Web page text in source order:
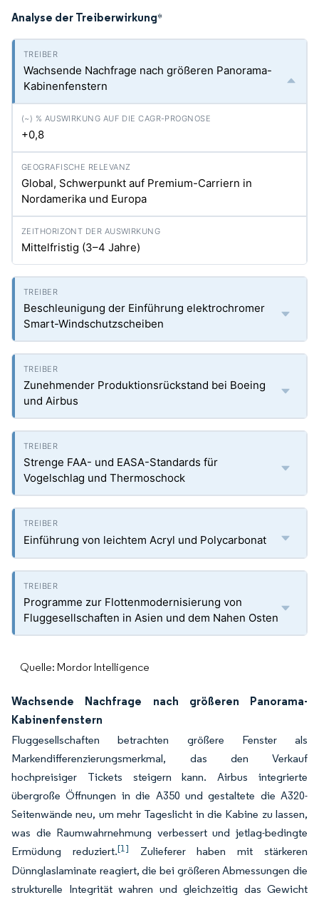
Analyse der Treiberwirkung*
Wachsende Nachfrage nach größeren Panorama-
Kabinenfenstern
+0,8
Global, Schwerpunkt auf Premium-Carriern in
Nordamerika und Europa
Mittelfristig (3–4 Jahre)
Beschleunigung der Einführung elektrochromer
Smart-Windschutzscheiben
Zunehmender Produktionsrückstand bei Boeing
und Airbus
Strenge FAA- und EASA-Standards für
Vogelschlag und Thermoschock
Einführung von leichtem Acryl und Polycarbonat
Programme zur Flottenmodernisierung von
Fluggesellschaften in Asien und dem Nahen Osten
Quelle: Mordor Intelligence
Wachsende Nachfrage nach größeren Panorama-
Kabinenfenstern
Fluggesellschaften betrachten größere Fenster als
Markendifferenzierungsmerkmal, das den Verkauf
hochpreisiger Tickets steigern kann. Airbus integrierte
übergroße Öffnungen in die A350 und gestaltete die A320-
Seitenwände neu, um mehr Tageslicht in die Kabine zu lassen,
was die Raumwahrnehmung verbessert und jetlag-bedingte
Ermüdung reduziert.[1]
Zulieferer haben mit stärkeren
Dünnglaslaminate reagiert, die bei größeren Abmessungen die
strukturelle Integrität wahren und gleichzeitig das Gewicht